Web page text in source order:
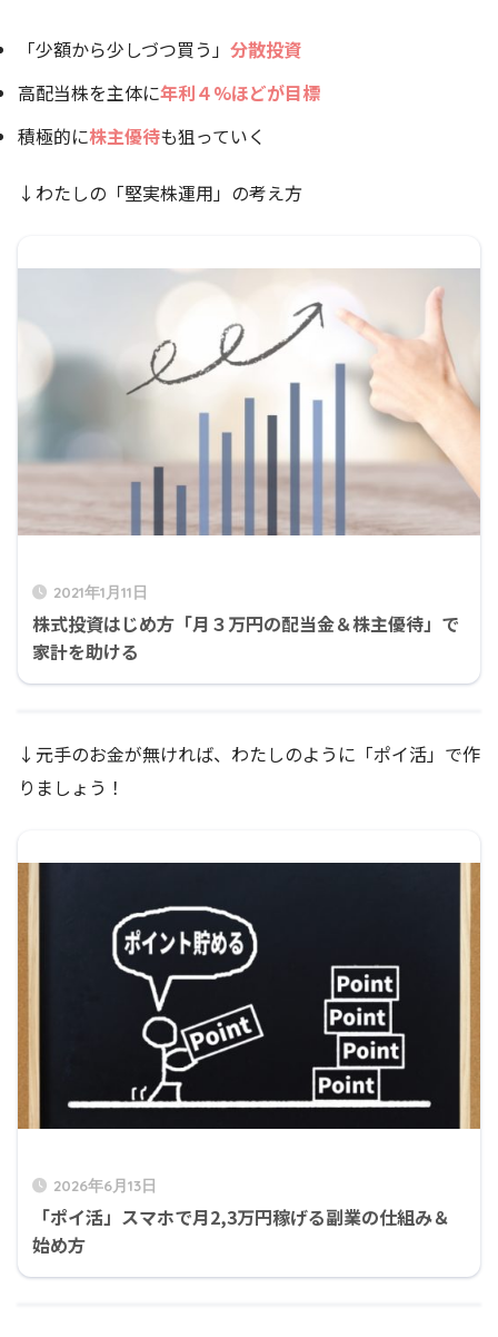
「少額から少しづつ買う」 分散投資
高配当株を主体に年利４%ほどが目標
積極的に株主優待も狙っていく
↓わたしの「堅実株運用」の考え方
2021年1月11日
株式投資はじめ方「月３万円の配当金＆株主優待」で
家計を助ける
↓元手のお金が無ければ、わたしのように「ポイ活」で作
りましょう！
2026年6月13日
「ポイ活」スマホで月2,3万円稼げる副業の仕組み＆
始め方